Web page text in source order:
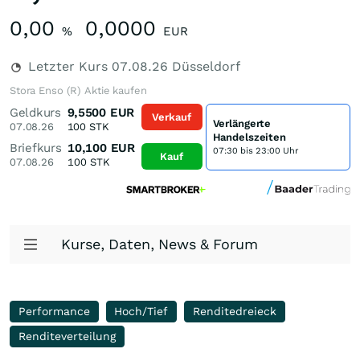
0,00 % 0,0000 EUR
Letzter Kurs 07.08.26 Düsseldorf
Stora Enso (R) Aktie kaufen
Geldkurs
07.08.26
9,5500 EUR
100 STK
Briefkurs
07.08.26
10,100 EUR
100STK
Verkauf
Kauf
Verlängerte
Handelszeiten
07:30 bis 23:00 Uhr
Kurse, Daten, News & Forum
Performance Hoch/Tief
Renditedreieck
Renditeverteilung